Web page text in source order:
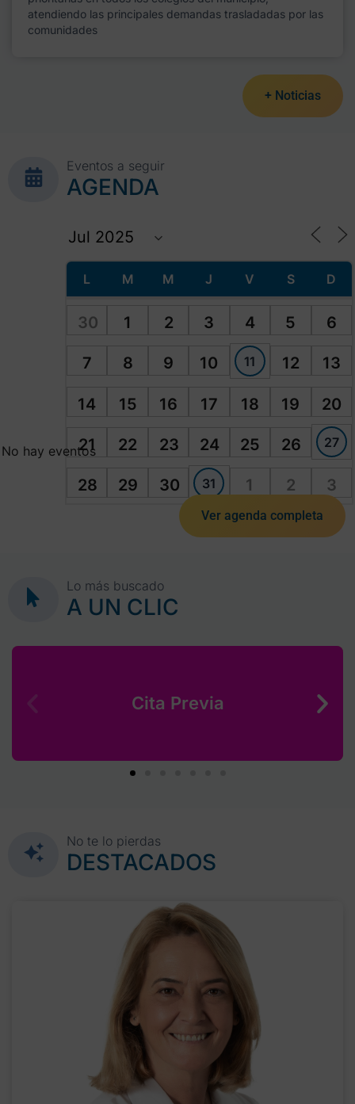
atendiendo las principales demandas trasladadas por las
comunidades
+ Noticias
Eventos a seguir
AGENDA
L M M J V S D
30 1 2 3 4 5 6
7 8 9 10 11 12 13
14 15 16 17 18 19 20
21 22 23 24 25 26 27
28 29 30 31 1 2 3
No hay eventos
Ver agenda completa
Lo más buscado
A UN CLIC
Cita Previa
No te lo pierdas
DESTACADOS